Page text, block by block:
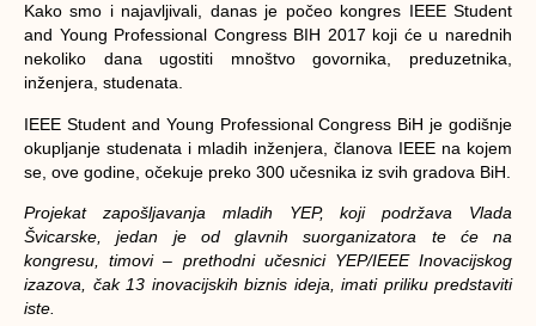
Kako smo i najavljivali, danas je počeo kongres IEEE Student
and Young Professional Congress BIH 2017 koji će u narednih
nekoliko dana ugostiti mnoštvo govornika, preduzetnika,
inženjera, studenata.
IEEE Student and Young Professional Congress BiH je godišnje
okupljanje studenata i mladih inženjera, članova IEEE na kojem
se, ove godine, očekuje preko 300 učesnika iz svih gradova BiH.
Projekat zapošljavanja mladih YEP, koji podržava Vlada
Švicarske, jedan je od glavnih suorganizatora te će na
kongresu, timovi – prethodni učesnici YEP/IEEE Inovacijskog
izazova, čak 13 inovacijskih biznis ideja, imati priliku predstaviti
iste.